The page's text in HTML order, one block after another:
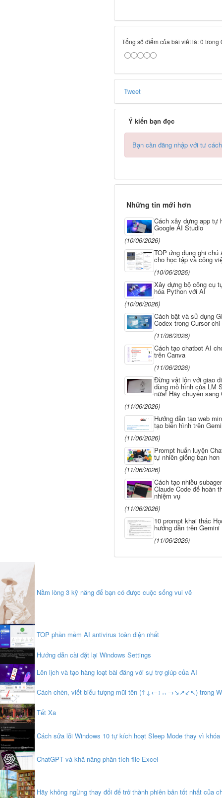
Tổng số điểm của bài viết là: 0 trong
Tweet
Ý kiến bạn đọc
Bạn cần đăng nhập với tư
Những tin mới hơn
Cách xây dựng app tự
Google AI Studio
(10/06/2026)
TOP ứng dụng ghi chú
cho học tập và công
(10/06/2026)
Xây dựng bộ công cụ
hóa Python với AI
(10/06/2026)
Cách bật và sử dụng
Codex trong Cursor
(11/06/2026)
Cách tạo chatbot AI
trên Canva
(11/06/2026)
Đừng vật lộn với giao
dùng mô hình của LM
nữa! Hãy chuyển sang
(11/06/2026)
Hướng dẫn tạo web
tạo biến hình trên
(11/06/2026)
Prompt huấn luyện
tự nhiên giống bạn hơn
(11/06/2026)
Cách tạo nhiều
Claude Code để hoàn
nhiệm vụ
(11/06/2026)
10 prompt khai thác
hướng dẫn trên Gemini
(11/06/2026)
Nằm lòng 3 kỹ năng để bạn có được cuộc sống vui vẻ
TOP phần mềm AI antivirus toàn diện nhất
Hướng dẫn cài đặt lại Windows Settings
Lên lịch và tạo hàng loạt bài đăng với sự trợ giúp của AI
Cách chèn, viết biểu tượng mũi tên (↑↓←↕↔→↘↗↙↖) trong
Tết Xa
Cách sửa lỗi Windows 10 tự kích hoạt Sleep Mode thay vì
ChatGPT và khả năng phân tích file Excel
Hãy không ngừng thay đổi để trở thành phiên bản tốt nhất của